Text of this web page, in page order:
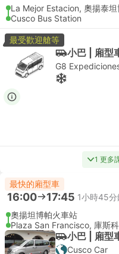
La Mejor Estacion, 奧揚泰坦
Cusco Bus Station
最受歡迎艙等
小巴 | 廂型
G8
1 更多
最快的廂型車
16:00 17:45 1小時45分
奧揚坦博帕火車站
Plaza San Francisco, 庫斯科
小巴 | 廂型
Cusco Car